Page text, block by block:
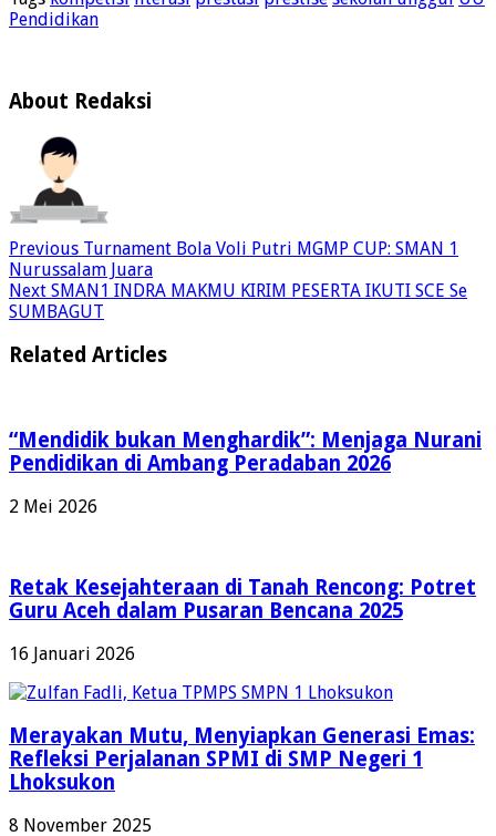
Pendidikan
About Redaksi
Previous Turnament Bola Voli Putri MGMP CUP: SMAN 1
Nurussalam Juara
Next SMAN1 INDRA MAKMU KIRIM PESERTA IKUTI SCE Se
SUMBAGUT
Related Articles
“Mendidik bukan Menghardik”: Menjaga Nurani
Pendidikan di Ambang Peradaban 2026
2 Mei 2026
Retak Kesejahteraan di Tanah Rencong: Potret
Guru Aceh dalam Pusaran Bencana 2025
16 Januari 2026
Merayakan Mutu, Menyiapkan Generasi Emas:
Refleksi Perjalanan SPMI di SMP Negeri 1
Lhoksukon
8 November 2025